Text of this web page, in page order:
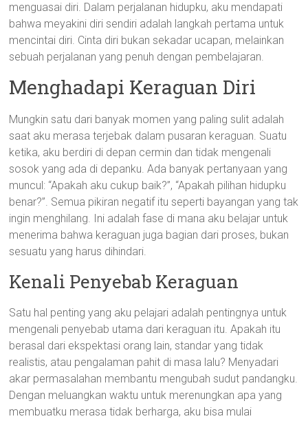
menguasai diri. Dalam perjalanan hidupku, aku mendapati
bahwa meyakini diri sendiri adalah langkah pertama untuk
mencintai diri. Cinta diri bukan sekadar ucapan, melainkan
sebuah perjalanan yang penuh dengan pembelajaran.
Menghadapi Keraguan Diri
Mungkin satu dari banyak momen yang paling sulit adalah
saat aku merasa terjebak dalam pusaran keraguan. Suatu
ketika, aku berdiri di depan cermin dan tidak mengenali
sosok yang ada di depanku. Ada banyak pertanyaan yang
muncul: “Apakah aku cukup baik?”, “Apakah pilihan hidupku
benar?”. Semua pikiran negatif itu seperti bayangan yang tak
ingin menghilang. Ini adalah fase di mana aku belajar untuk
menerima bahwa keraguan juga bagian dari proses, bukan
sesuatu yang harus dihindari.
Kenali Penyebab Keraguan
Satu hal penting yang aku pelajari adalah pentingnya untuk
mengenali penyebab utama dari keraguan itu. Apakah itu
berasal dari ekspektasi orang lain, standar yang tidak
realistis, atau pengalaman pahit di masa lalu? Menyadari
akar permasalahan membantu mengubah sudut pandangku.
Dengan meluangkan waktu untuk merenungkan apa yang
membuatku merasa tidak berharga, aku bisa mulai